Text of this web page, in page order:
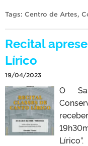
Tags: Centro de Artes,
Recital
Lírico
19/04/2023
O